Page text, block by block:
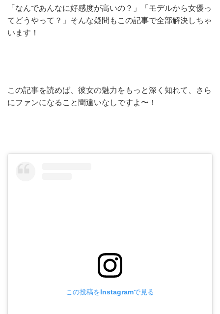
「なんであんなに好感度が高いの？」「モデルから女優っ
てどうやって？」そんな疑問もこの記事で全部解決しちゃ
います！
この記事を読めば、彼女の魅力をもっと深く知れて、さら
にファンになること間違いなしですよ〜！
この投稿をInstagramで見る